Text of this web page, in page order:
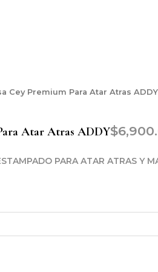
Cey Premium Para Atar Atras ADDY
Atar Atras ADDY$
PARA ATAR ATRAS Y